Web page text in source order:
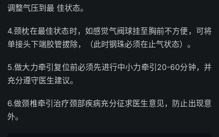
调整气压到最 佳状态。
4.颈枕在最佳状态时，如感觉气阀球挂至胸前不方便，可将
单接头下端胶管拔除，（此时钢珠必须在止气状态）。
5.做大力牵引复位前必须先进行中小力牵引20-60分钟，并
充分遵守医生建议。
6.做颈椎牵引治疗颈部疾病充分征求医生意见，防止出现意
外。